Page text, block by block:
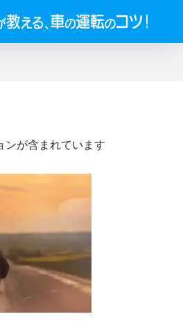
ンが含まれています